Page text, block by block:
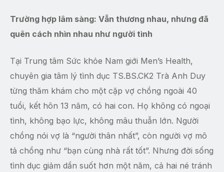
Trường hợp lâm sàng: Vẫn thương nhau, nhưng đã
quên cách nhìn nhau như người tình
Tại Trung tâm Sức khỏe Nam giới Men’s Health,
chuyên gia tâm lý tình dục TS.BS.CK2 Trà Anh Duy
từng thăm khám cho một cặp vợ chồng ngoài 40
tuổi, kết hôn 13 năm, có hai con. Họ không có ngoại
tình, không bạo lực, không mâu thuẫn lớn. Người
chồng nói vợ là “người thân nhất”, còn người vợ mô
tả chồng như “bạn cùng nhà rất tốt”. Nhưng đời sống
tình dục giảm dần suốt hơn một năm, cả hai né tránh